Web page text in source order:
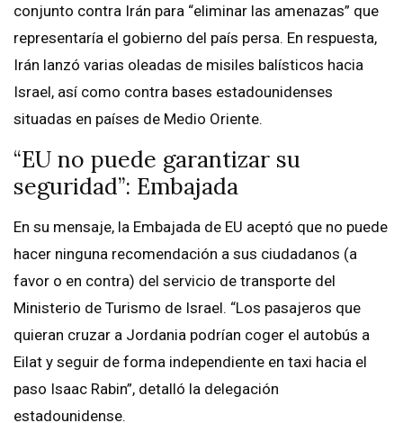
conjunto contra Irán para “eliminar las amenazas” que
representaría el gobierno del país persa. En respuesta,
Irán lanzó varias oleadas de misiles balísticos hacia
Israel, así como contra bases estadounidenses
situadas en países de Medio Oriente.
“EU no puede garantizar su
seguridad”: Embajada
En su mensaje, la Embajada de EU aceptó que no puede
hacer ninguna recomendación a sus ciudadanos (a
favor o en contra) del servicio de transporte del
Ministerio de Turismo de Israel. “Los pasajeros que
quieran cruzar a Jordania podrían coger el autobús a
Eilat y seguir de forma independiente en taxi hacia el
paso Isaac Rabin”, detalló la delegación
estadounidense.